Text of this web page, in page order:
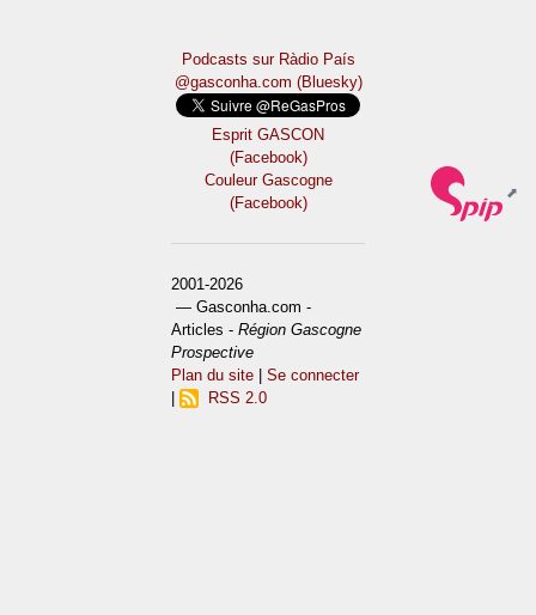
Podcasts sur Ràdio País
@gasconha.com (Bluesky)
Esprit GASCON
(Facebook)
Couleur Gascogne
(Facebook)
2001-2026
— Gasconha.com -
Articles -Région Gascogne
Prospective
Plan du site |Se connecter
RSS 2.0